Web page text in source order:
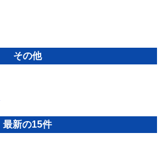
その他
最新の15件